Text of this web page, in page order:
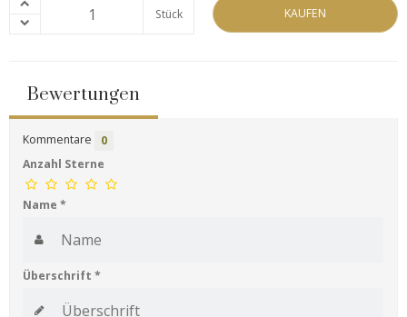
Stück KAUFEN
Bewertungen
Kommentare
0
Anzahl Sterne
Name *
Überschrift *